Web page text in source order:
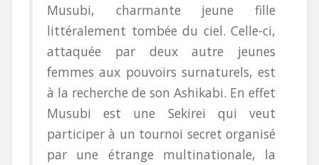
Musubi, charmante jeune fille
littéralement tombée du ciel. Celle-ci,
attaquée par deux autre jeunes
femmes aux pouvoirs surnaturels, est
à la recherche de son Ashikabi. En effet
Musubi est une Sekirei qui veut
participer à un tournoi secret organisé
par une étrange multinationale, la